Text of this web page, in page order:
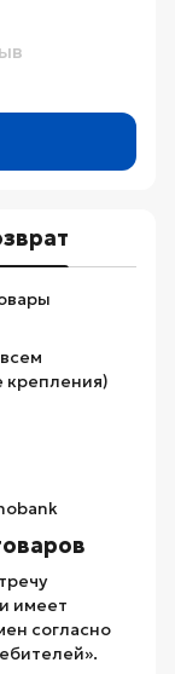
крепления)
имеет
согласно